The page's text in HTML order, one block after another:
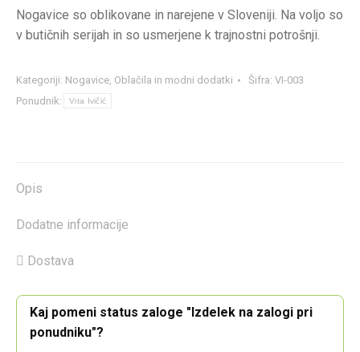
Nogavice so oblikovane in narejene v Sloveniji. Na voljo so
v butičnih serijah in so usmerjene k trajnostni potrošnji.
Kategoriji: Nogavice, Oblačila in modni dodatki Šifra: VI-003
Ponudnik:
Vita Ivičić
Opis
Dodatne informacije
Dostava
Kaj pomeni status zaloge "Izdelek na zalogi pri
ponudniku"?